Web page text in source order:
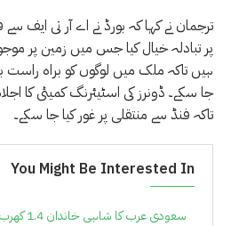
ترجمان نے کہا کہ بورڈ نے اے آر تی ایف سے
پر تبادلہ خیال کیا جس میں زمین پر
ہیں تاکہ ملک میں لوگوں کو براہ راست
تاکہ فنڈ سے منتقلی پر غور کیا جا سکے۔
You Might Be Interested In
سعودی